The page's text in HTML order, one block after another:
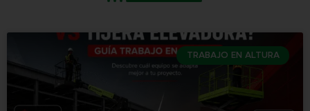
TRABAJO EN ALTURA